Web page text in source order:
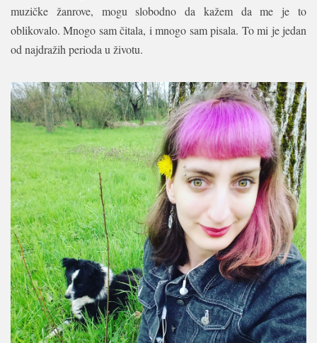
muzičke žanrove, mogu slobodno da kažem da me je to
oblikovalo. Mnogo sam čitala, i mnogo sam pisala. To mi je jedan
od najdražih perioda u životu.